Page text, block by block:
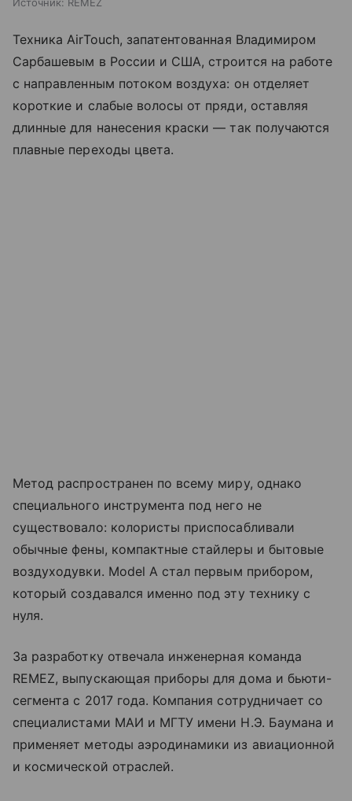
Источник: REMEZ
Техника AirTouch, запатентованная Владимиром
Сарбашевым в России и США, строится на работе
с направленным потоком воздуха: он отделяет
короткие и слабые волосы от пряди, оставляя
длинные для нанесения краски — так получаются
плавные переходы цвета.
Метод распространен по всему миру, однако
специального инструмента под него не
существовало: колористы приспосабливали
обычные фены, компактные стайлеры и бытовые
воздуходувки. Model A стал первым прибором,
который создавался именно под эту технику с
нуля.
За разработку отвечала инженерная команда
REMEZ, выпускающая приборы для дома и бьюти-
сегмента с 2017 года. Компания сотрудничает со
специалистами МАИ и МГТУ имени Н.Э. Баумана и
применяет методы аэродинамики из авиационной
и космической отраслей.